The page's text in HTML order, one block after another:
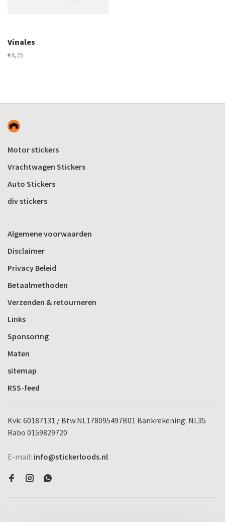
Vinales
€4,25
Motor stickers
Vrachtwagen Stickers
Auto Stickers
div stickers
Algemene voorwaarden
Disclaimer
Privacy Beleid
Betaalmethoden
Verzenden & retourneren
Links
Sponsoring
Maten
sitemap
RSS-feed
Kvk: 60187131 / Btw:NL178095497B01 Bankrekening: NL35
Rabo 0159829720
E-mail: info@stickerloods.nl